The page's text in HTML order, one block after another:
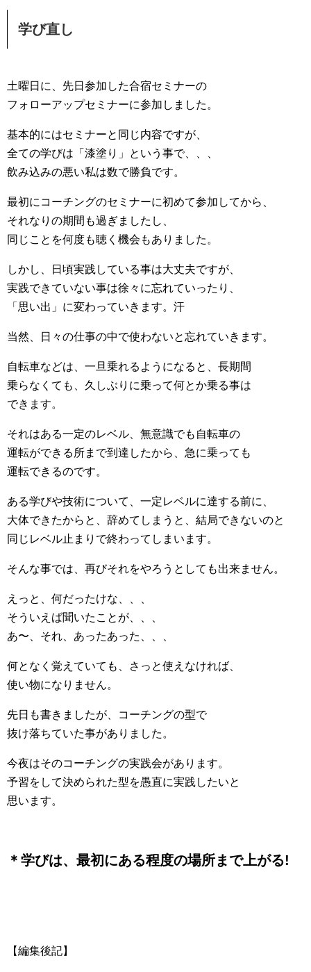
学び直し
土曜日に、先日参加した合宿セミナーの
フォローアップセミナーに参加しました。
基本的にはセミナーと同じ内容ですが、
全ての学びは「漆塗り」という事で、、、
飲み込みの悪い私は数で勝負です。
最初にコーチングのセミナーに初めて参加してから、
それなりの期間も過ぎましたし、
同じことを何度も聴く機会もありました。
しかし、日頃実践している事は大丈夫ですが、
実践できていない事は徐々に忘れていったり、
「思い出」に変わっていきます。汗
当然、日々の仕事の中で使わないと忘れていきます。
自転車などは、一旦乗れるようになると、長期間
乗らなくても、久しぶりに乗って何とか乗る事は
できます。
それはある一定のレベル、無意識でも自転車の
運転ができる所まで到達したから、急に乗っても
運転できるのです。
ある学びや技術について、一定レベルに達する前に、
大体できたからと、辞めてしまうと、結局できないのと
同じレベル止まりで終わってしまいます。
そんな事では、再びそれをやろうとしても出来ません。
えっと、何だったけな、、、
そういえば聞いたことが、、、
あ〜、それ、あったあった、、、
何となく覚えていても、さっと使えなければ、
使い物になりません。
先日も書きましたが、コーチングの型で
抜け落ちていた事がありました。
今夜はそのコーチングの実践会があります。
予習をして決められた型を愚直に実践したいと
思います。
＊学びは、最初にある程度の場所まで上がる!
【編集後記】